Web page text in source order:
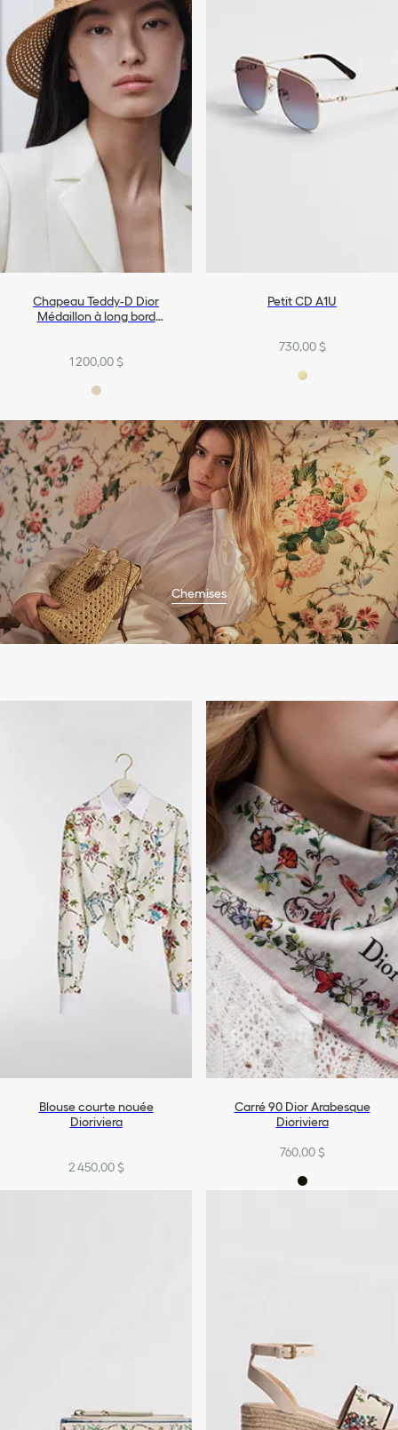
Chapeau Teddy-D Dior
Médaillon à long bord
1 200,00 $
Petit CD A1U
730,00 $
Chemises
Blouse courte nouée
Dioriviera
2 450,00 $
Carré 90 Dior Arabesque
Dioriviera
760,00 $